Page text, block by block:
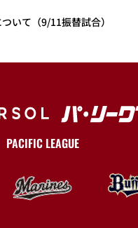
いて（9/11振替試合）
PACIFIC LEAGUE